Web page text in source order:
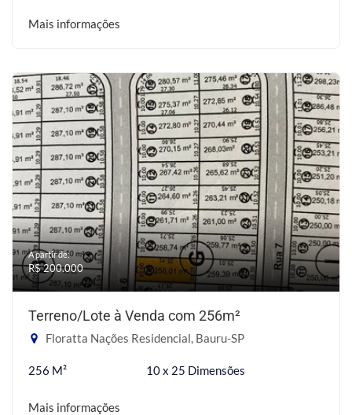
Mais informações
A partir de:
R$ 200.000
Terreno/Lote à Venda com 256m²
Floratta Nações Residencial, Bauru-SP
256 M² 10 x 25 Dimensões
Mais informações